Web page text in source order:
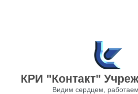
КРИ "Контакт"
Видим сердцем,